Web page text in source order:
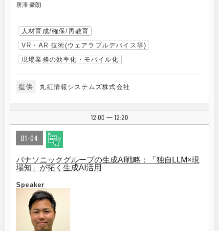
唐澤 豪朗
人材育成/確保/再教育
VR・AR 技術(ウェアラブルデバイス等)
現場業務の効率化・モバイル化
提供 丸紅情報システムズ株式会社
12:00 | 12:20
D1-04
パナソニックグループの生成AI戦略：「独自LLM×現
場知」が拓く生成AI活用
Speaker